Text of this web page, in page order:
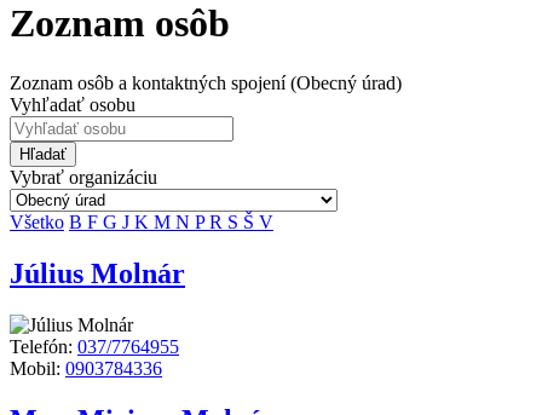
Zoznam osôb
Zoznam osôb a kontaktných spojení (Obecný úrad)
Vyhľadať osobu
Hľadať
Vybrať organizáciu
Všetko B F G J K M N PR S Š V
Július Molnár
Telefón: 037/7764955
Mobil: 0903784336